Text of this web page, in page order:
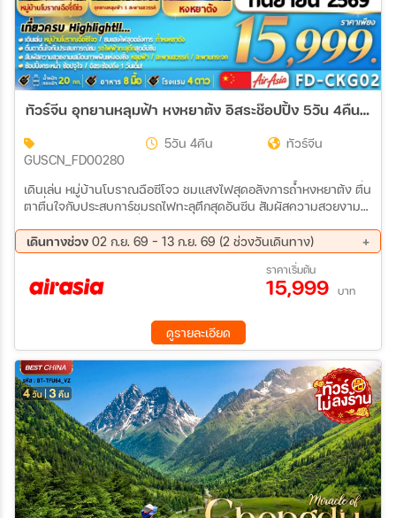
ทัวร์จีน อุทยานหลุมฟ้า หงหยาต้ง อิสระช๊อปปิ้ง 5วัน 4คืน (FD)
GUSCN_FD00280
5วัน 4คืน ทัวร์จีน
เดินเล่น หมู่บ้านโบราณฉือซีโจว ชมแสงไฟสุดอลังการถ้ำหงหยาต้ง ตื่น
ตาตื่นใจกับประสบการ์ชมรถไฟทะลุตึกสุดอันซีน สัมผัสความสวยงาม
ปิ้งกระหน่ำ ช้อปจุใจ อิสระช้อปปิ้ง 1 วันเต็ม!
เดินทางช่วง 02 ก.ย. 69 - 13 ก.ย. 69 (2 ช่วงวันเดินทาง)
09 ก.ย. 69 - 13 ก.ย. 69
ราคาเริ่มต้น
15,999 บาท
ดูรายละเอียด